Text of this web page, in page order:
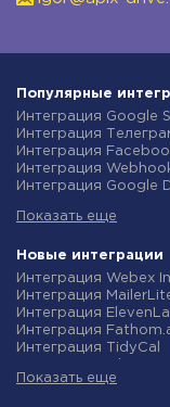
Популярные
Интеграция Google
Интеграция
Интеграция
Интеграция
Интеграция Google
Интеграция Gmail
Интеграция Новая
Интеграция Binotel
Интеграция OpenAI
Интеграция Prom
Интеграция
Интеграция OLX
Интеграция
Интеграция
Показать еще
Новые интеграции
Интеграция Webex
Интеграция
Интеграция
Интеграция
Интеграция TidyCal
Интеграция Gist
Показать еще